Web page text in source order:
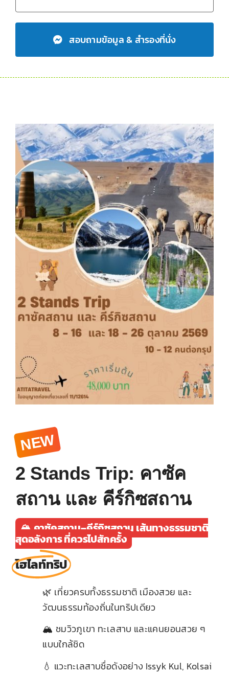
สอบถามข้อมูล & สำรองที่นั่ง
NEW
2 Stands Trip: คาซัค
สถาน และ คีร์กิซสถาน
🏔️ คาซัคสถาน–คีร์กิซสถาน เส้นทางธรรมชาติ
สุดอลังการ ที่ควรไปสักครั้ง
ไฮไลท์ทริป
🌿 เที่ยวครบทั้งธรรมชาติ เมืองสวย และ
วัฒนธรรมท้องถิ่นในทริปเดียว
🏔️ ชมวิวภูเขา ทะเลสาบ และแคนยอนสวย ๆ
แบบใกล้ชิด
💧 แวะทะเลสาบชื่อดังอย่าง Issyk Kul, Kolsai